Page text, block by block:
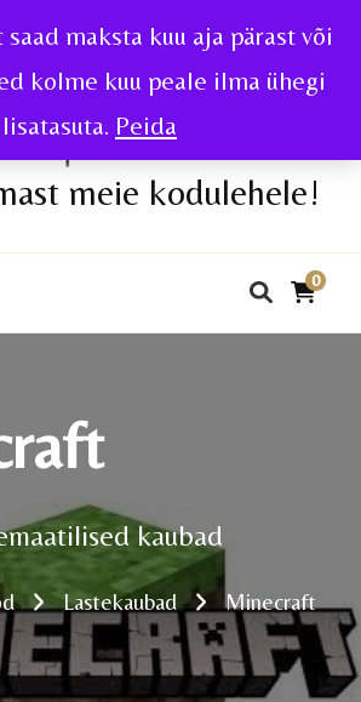
maksta kuu aja pärast või
kolme kuu peale ilma ühegi
lisatasuta. Peida
meie kodulehele!
0
kaubad
Lastekaubad Minecraft